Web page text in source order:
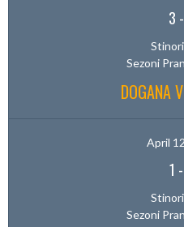
3 -
Sezoni
DOGANA
April
1 -
Sezoni